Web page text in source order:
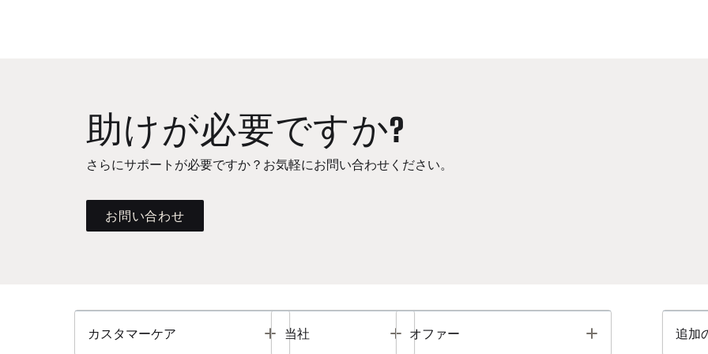
助けが必要ですか?
さらにサポートが必要ですか？お気軽にお問い合わせください。
お問い合わせ
カスタマーケア Toggle
当社 Toggle
オファー Toggle 追加